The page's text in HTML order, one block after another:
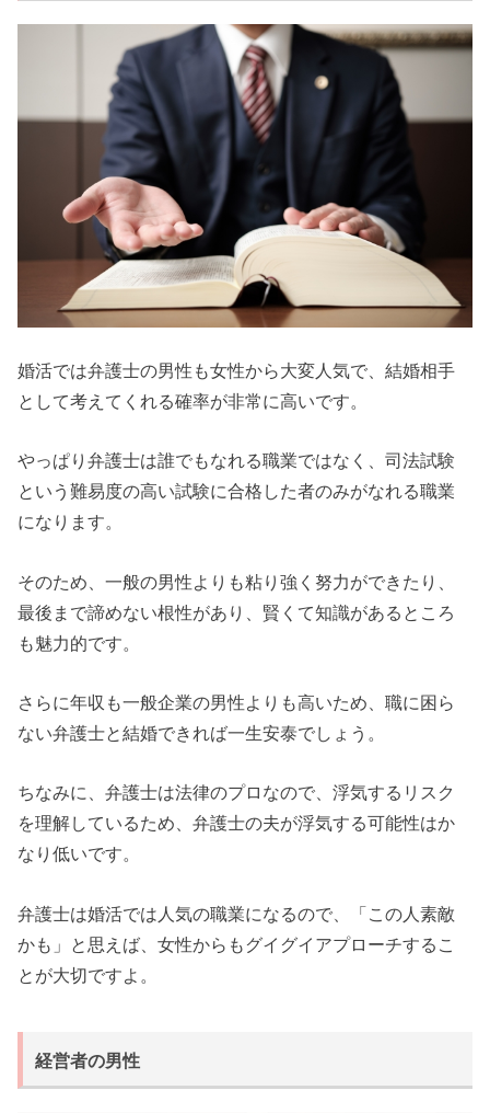
婚活では弁護士の男性も女性から大変人気で、結婚相手
として考えてくれる確率が非常に高いです。
やっぱり弁護士は誰でもなれる職業ではなく、司法試験
という難易度の高い試験に合格した者のみがなれる職業
になります。
そのため、一般の男性よりも粘り強く努力ができたり、
最後まで諦めない根性があり、賢くて知識があるところ
も魅力的です。
さらに年収も一般企業の男性よりも高いため、職に困ら
ない弁護士と結婚できれば一生安泰でしょう。
ちなみに、弁護士は法律のプロなので、浮気するリスク
を理解しているため、弁護士の夫が浮気する可能性はか
なり低いです。
弁護士は婚活では人気の職業になるので、「この人素敵
かも」と思えば、女性からもグイグイアプローチするこ
とが大切ですよ。
経営者の男性